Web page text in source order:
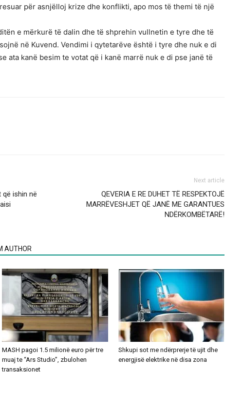
për asnjëlloj krize dhe konflikti, apo mos të themi të një
e mërkurë të dalin dhe të shprehin vullnetin e tyre dhe të
në Kuvend. Vendimi i qytetarëve është i tyre dhe nuk e di
ata kanë besim te votat që i kanë marrë nuk e di pse janë të
që ishin në
Next article
QEVERIA E RE DUHET TË RESPEKTOJË
MARRËVESHJET QË JANË ME GARANTUES
NDËRKOMBËTARË!
AUTHOR
MASH pagoi 1.5 milionë euro për tre
muaj te “Ars Studio”, zbulohen
transaksionet
Shkupi sot me ndërprerje të ujit dhe
energjisë elektrike në disa zona